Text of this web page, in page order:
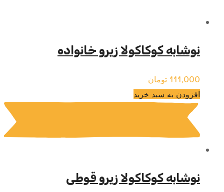
نوشابه کوکاکولا زیرو خانواده
111,000 تومان
افزودن به سبد خرید
نوشابه کوکاکولا زیرو قوطی